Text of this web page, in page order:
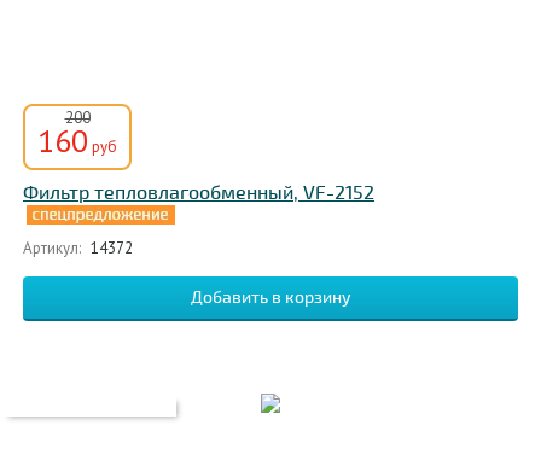
200
160 руб
Фильтр тепловлагообменный, VF-2152
Артикул: 14372